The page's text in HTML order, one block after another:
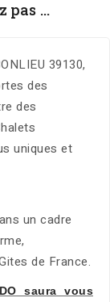
pas ...
39130,
des
des
uniques et
un cadre
de France.
saura vous